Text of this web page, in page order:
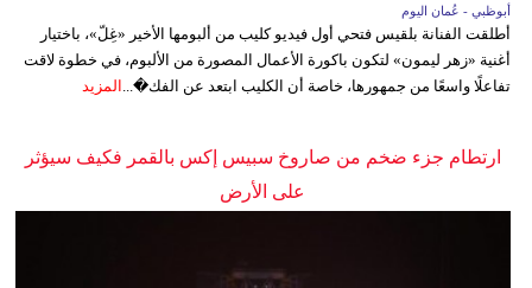
أبوظبي - عُمان اليوم
أطلقت الفنانة بلقيس فتحي أول فيديو كليب من ألبومها الأخير «غِلّ»، باختيار
أغنية «زهر ليمون» لتكون باكورة الأعمال المصورة من الألبوم، في خطوة لاقت
تفاعلًا واسعًا من جمهورها، خاصة أن الكليب ابتعد عن الفك�... المزيد
ارتطام جزء ضخم من صاروخ سبيس إكس بالقمر فكيف سيؤثر
على الأرض